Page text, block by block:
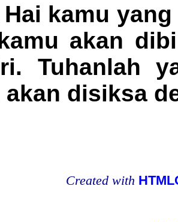
Hai kamu
akan
Tuhanlah
akan disiksa
Created with